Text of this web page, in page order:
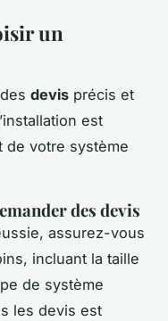
un
devis précis et
est
de votre système
des devis
assurez-vous
incluant la taille
de système
les devis est